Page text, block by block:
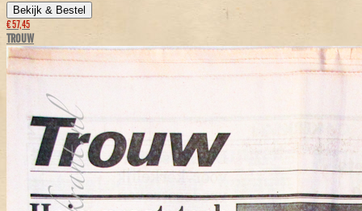
Bekijk & Bestel
€ 57,45
TROUW